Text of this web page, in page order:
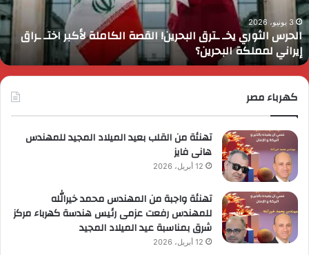
وزيرة
التضامن
الاجتماعي
إلى
عضوية
المجموعة
الوزارية
3 يونيو، 2026
رئيس الوزراء يقرر ضم مايا مرسي وزيرة التضامن الاجتماعي إلى
عضوية المجموعة الوزارية لريادة الأعمال
كهرباء مصر
تهنئة من القلب بعيد الميلاد المجيد للمهندس
هانى فايز
12 أبريل، 2026
تهنئة واجبة من المهندس محمد خيرالله
للمهندس رفعت عزمى رئيس هندسة كهرباء مركز
شرق بمناسبة عيد الميلاد المجيد
12 أبريل، 2026